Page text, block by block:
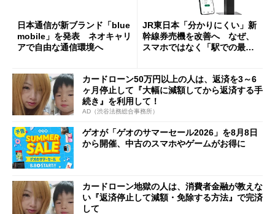
日本通信が新ブランド「blue
mobile」を発表 ネオキャリ
アで自由な通信環境へ
JR東日本「分かりにくい」新
幹線券売機を改善へ なぜ、
スマホではなく「駅での最短
カードローン50万円以上の人は、返済を3～6
ヶ月停止して『大幅に減額してから返済する手
続き』を利用して！
AD（渋谷法務総合事務所）
ゲオが「ゲオのサマーセール2026」を8月8日
から開催、中古のスマホやゲームがお得に
カードローン地獄の人は、消費者金融が教えな
い『返済停止して減額・免除する方法』で完済
して